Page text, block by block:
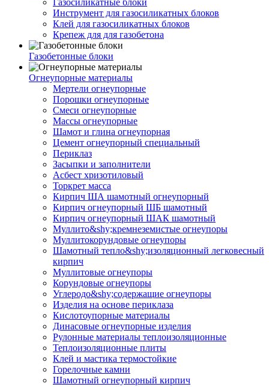
Инструмент для газосиликатных блоков
Клей для газосиликатных блоков
Крепеж для для газобетона
Газобетонные блоки
Огнеупорные материалы
Мертели огнеупорные
Порошки огнеупорные
Смеси огнеупорные
Массы огнеупорные
Шамот и глина огнеупорная
Цемент огнеупорный специальный
Периклаз
Засыпки и заполнители
Асбест хризотиловый
Торкрет масса
Кирпич ША шамотный огнеупорный
Кирпич огнеупорный ШБ шамотный
Кирпич огнеупорный ШАК шамотный
Муллито&shy;­кремнеземистые огнеупоры
Муллито­корундовые огнеупоры
Шамотный тепло&shy;изоляционный легковесный
кирпич
Муллитовые огнеупоры
Корундовые огнеупоры
Углеродо&shy;содержащие огнеупоры
Изделия на основе периклаза
Кислотоупорные материалы
Динасовые огнеупорные изделия
Рулонные материалы теплоизоляционные
Тепло­изоляционные плиты
Клей и мастика термостойкие
Горелочные камни
Шамотный огнеупорный кирпич